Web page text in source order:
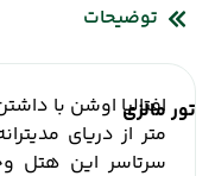
تور مالزی
توضیحات
متر از دریای
سرتاسر این هتل